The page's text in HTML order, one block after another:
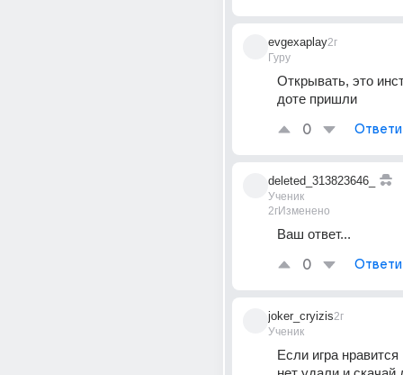
evgexaplay
Гуру
2г
Открывать, это
доте пришли
0
deleted_313823646_
Ученик
2гИзменено
Ваш ответ...
0
joker_cryizis
Ученик
2г
Если игра нравится